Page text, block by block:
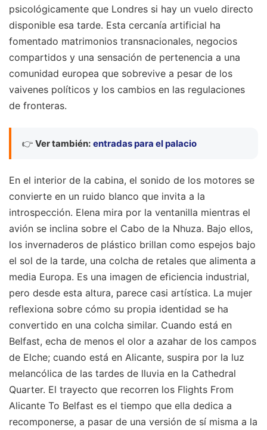
psicológicamente que Londres si hay un vuelo directo
disponible esa tarde. Esta cercanía artificial ha
fomentado matrimonios transnacionales, negocios
compartidos y una sensación de pertenencia a una
comunidad europea que sobrevive a pesar de los
vaivenes políticos y los cambios en las regulaciones
de fronteras.
👉 Ver también: entradas para el palacio
En el interior de la cabina, el sonido de los motores se
convierte en un ruido blanco que invita a la
introspección. Elena mira por la ventanilla mientras el
avión se inclina sobre el Cabo de la Nhuza. Bajo ellos,
los invernaderos de plástico brillan como espejos bajo
el sol de la tarde, una colcha de retales que alimenta a
media Europa. Es una imagen de eficiencia industrial,
pero desde esta altura, parece casi artística. La mujer
reflexiona sobre cómo su propia identidad se ha
convertido en una colcha similar. Cuando está en
Belfast, echa de menos el olor a azahar de los campos
de Elche; cuando está en Alicante, suspira por la luz
melancólica de las tardes de lluvia en la Cathedral
Quarter. El trayecto que recorren los Flights From
Alicante To Belfast es el tiempo que ella dedica a
recomponerse, a pasar de una versión de sí misma a la